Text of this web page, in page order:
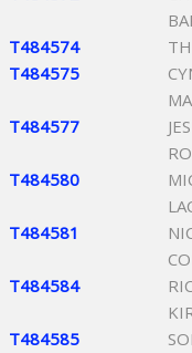
T484574
T484575
T484577
T484580
T484581
T484584
T484585